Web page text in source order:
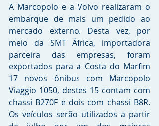
A Marcopolo e a Volvo realizaram o
embarque de mais um pedido ao
mercado externo. Desta vez, por
meio da SMT África, importadora
parceira das empresas, foram
exportados para a Costa do Marfim
17 novos ônibus com Marcopolo
Viaggio 1050, destes 15 contam com
chassi B270F e dois com chassi B8R.
Os veículos serão utilizados a partir